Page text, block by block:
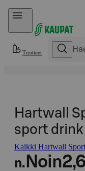
Hyppää sisältöön
Tuotteet
Hartwall
sport drink
Kaikki Hartwall
n. Noin